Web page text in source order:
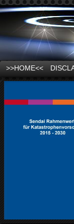
>>HOME<<